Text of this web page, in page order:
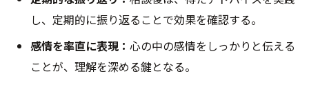
し、定期的に振り返ることで効果を確認する。
感情を率直に表現： 心の中の感情をしっかりと伝える
ことが、理解を深める鍵となる。